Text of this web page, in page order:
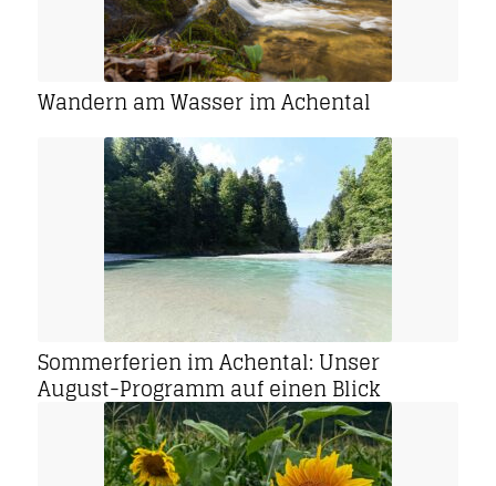
Wandern am Wasser im Achental
Sommerferien im Achental: Unser
August-Programm auf einen Blick